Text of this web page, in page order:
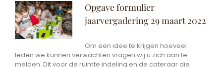
View
Larger
Image
Opgave formulier
jaarvergadering 29 maart 2022
Om een idee te krijgen hoeveel
leden we kunnen verwachten vragen wij u zich aan te
melden. Dit voor de ruimte indeling en de cateraar die